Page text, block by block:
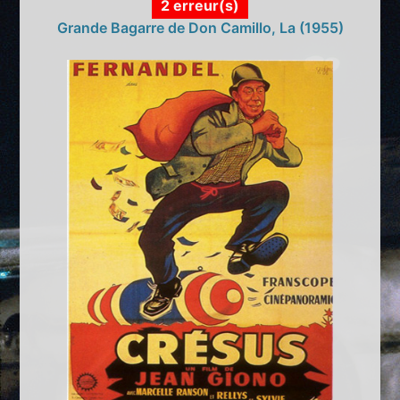
2 erreur(s)
Grande Bagarre de Don Camillo, La (1955)